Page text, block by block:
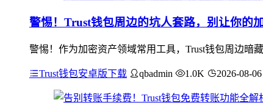
警惕！Trust钱包周边的坑人套路，别让你的
警惕！作为加密资产领域常用工具，Trust钱包周边暗
Trust钱包安卓版下载 qbadmin 1.0K 2026-08-06